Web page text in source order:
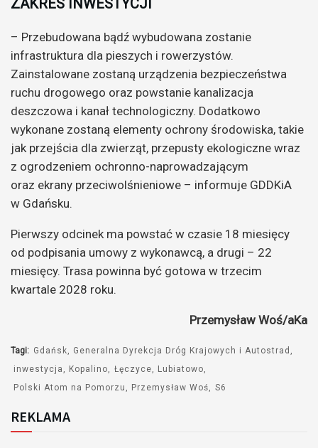
ZAKRES INWESTYCJI
– Przebudowana bądź wybudowana zostanie
infrastruktura dla pieszych i rowerzystów.
Zainstalowane zostaną urządzenia bezpieczeństwa
ruchu drogowego oraz powstanie kanalizacja
deszczowa i kanał technologiczny. Dodatkowo
wykonane zostaną elementy ochrony środowiska, takie
jak przejścia dla zwierząt, przepusty ekologiczne wraz
z ogrodzeniem ochronno-naprowadzającym
oraz ekrany przeciwolśnieniowe – informuje GDDKiA
w Gdańsku.
Pierwszy odcinek ma powstać w czasie 18 miesięcy
od podpisania umowy z wykonawcą, a drugi – 22
miesięcy. Trasa powinna być gotowa w trzecim
kwartale 2028 roku.
Przemysław Woś/aKa
Tagi: Gdańsk
Generalna Dyrekcja Dróg Krajowych i Autostrad
inwestycja
Kopalino Łęczyce
Lubiatowo
Polski Atom na Pomorzu
Przemysław Woś S6
REKLAMA